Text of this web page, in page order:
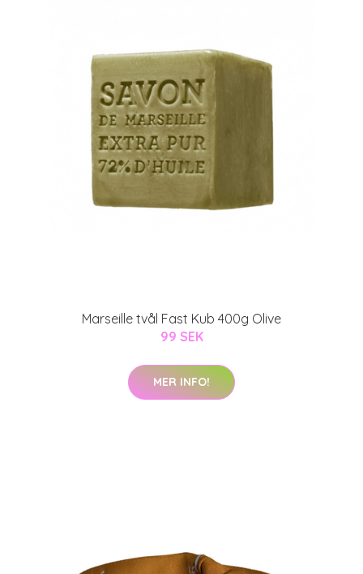
Marseille tvål Fast Kub 400g Olive
99 SEK
MER INFO!